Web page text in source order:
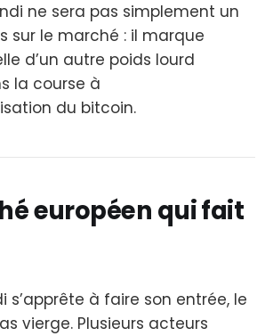
ne sera pas simplement un
sur le marché : il marque
d’un autre poids lourd
la course à
du bitcoin.
européen qui fait
s’apprête à faire son entrée, le
vierge. Plusieurs acteurs